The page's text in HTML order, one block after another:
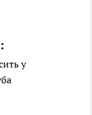
у